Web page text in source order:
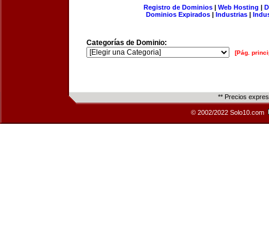
Registro de Dominios| Web Hosting |
Dominios Expirados | Industrias |
Categorías de Dominio:
[Pág.
** Precios
© 2002/2022 Solo10.com